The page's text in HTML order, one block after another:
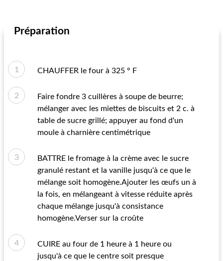
Préparation
CHAUFFER le four à 325 ° F
Faire fondre 3 cuillères à soupe de beurre;
mélanger avec les miettes de biscuits et 2 c. à
table de sucre grillé; appuyer au fond d'un
moule à charnière centimétrique
BATTRE le fromage à la crème avec le sucre
granulé restant et la vanille jusqu'à ce que le
mélange soit homogène.Ajouter les œufs un à
la fois, en mélangeant à vitesse réduite après
chaque mélange jusqu'à consistance
homogène.Verser sur la croûte
CUIRE au four de 1 heure à 1 heure ou
jusqu'à ce que le centre soit presque